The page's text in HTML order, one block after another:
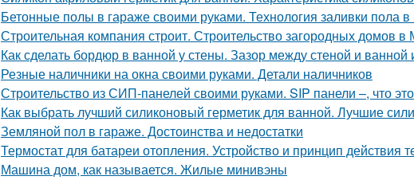
Бетонные полы в гараже своими руками. Технология заливки пола
Строительная компания строит. Строительство загородных домов в
Как сделать бордюр в ванной у стены. Зазор между стеной и
Резные наличники на окна своими руками. Детали наличников
Строительство из СИП-панелей своими руками. SIP панели –, что
Как выбрать лучший силиконовый герметик для ванной. Лучшие
Земляной пол в гараже. Достоинства и недостатки
Термостат для батареи отопления. Устройство и принцип действия
Машина дом, как называется. Жилые минивэны